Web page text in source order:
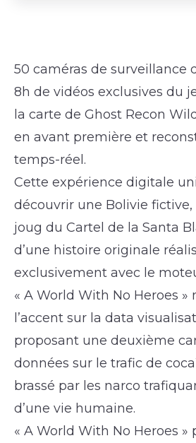
50 caméras de surveillance
8h de vidéos exclusives du
la carte de Ghost Recon
en avant première et
temps-réel.
Cette expérience digitale
découvrir une Bolivie fictive,
joug du Cartel de la Santa
d’une histoire originale
exclusivement avec le
« A World With No Heroes »
l’accent sur la data
proposant une deuxième
données sur le trafic de
brassé par les narco
d’une vie humaine.
« A World With No Heroes »